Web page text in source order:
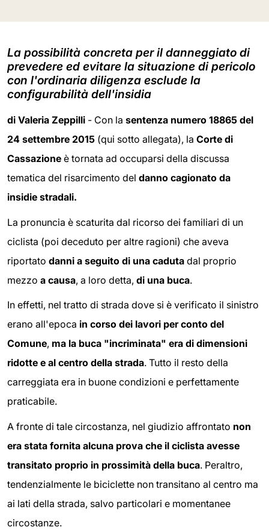
La possibilità concreta per il danneggiato di
prevedere ed evitare la situazione di pericolo
con l'ordinaria diligenza esclude la
configurabilità dell'insidia
di Valeria Zeppilli - Con la sentenza numero 18865 del
24 settembre 2015 (qui sotto allegata), la Corte di
Cassazione è tornata ad occuparsi della discussa
tematica del risarcimento del danno cagionato da
insidie stradali.
La pronuncia è scaturita dal ricorso dei familiari di un
ciclista (poi deceduto per altre ragioni) che aveva
riportato danni a seguito di una caduta dal proprio
mezzo a causa, a loro detta, di una buca.
In effetti, nel tratto di strada dove si è verificato il sinistro
erano all'epoca in corso dei lavori per conto del
Comune, ma la buca "incriminata" era di dimensioni
ridotte e al centro della strada. Tutto il resto della
carreggiata era in buone condizioni e perfettamente
praticabile.
A fronte di tale circostanza, nel giudizio affrontato non
era stata fornita alcuna prova che il ciclista avesse
transitato proprio in prossimità della buca. Peraltro,
tendenzialmente le biciclette non transitano al centro ma
ai lati della strada, salvo particolari e momentanee
circostanze.